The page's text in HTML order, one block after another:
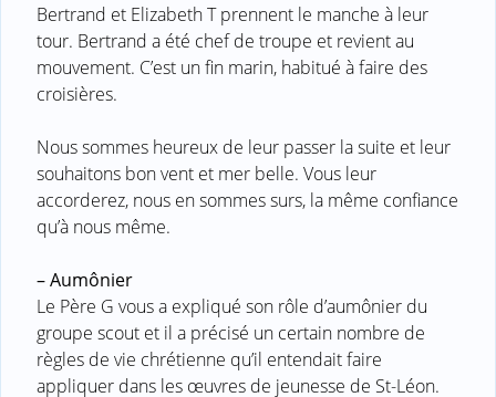
Bertrand et Elizabeth T prennent le manche à leur
tour. Bertrand a été chef de troupe et revient au
mouvement. C’est un fin marin, habitué à faire des
croisières.
Nous sommes heureux de leur passer la suite et leur
souhaitons bon vent et mer belle. Vous leur
accorderez, nous en sommes surs, la même confiance
qu’à nous même.
–Aumônier
Le Père G vous a expliqué son rôle d’aumônier du
groupe scout et il a précisé un certain nombre de
règles de vie chrétienne qu’il entendait faire
appliquer dans les œuvres de jeunesse de St-Léon.